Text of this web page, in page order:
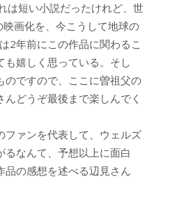
は短い小説だったけれど、世
画化を、今こうして地球の
2年前にこの作品に関わるこ
嬉しく思っている。そし
のですので、ここに曽祖父の
どうぞ最後まで楽しんでく
ァンを代表して、ウェルズ
なんて、予想以上に面白
品の感想を述べる辺見さん